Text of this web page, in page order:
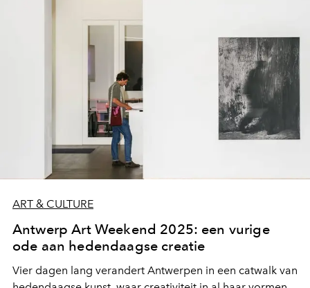
ART & CULTURE
Antwerp Art Weekend 2025: een vurige
ode aan hedendaagse creatie
Vier dagen lang verandert Antwerpen in een catwalk van